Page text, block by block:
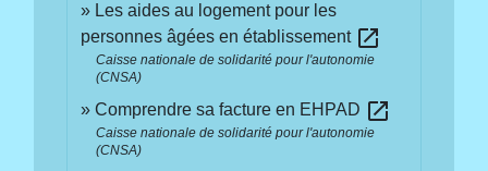
Les aides au logement pour les
personnes âgées en établissement open_in_new
Caisse nationale de solidarité pour l'autonomie
(CNSA)
Comprendre sa facture en EHPAD open_in_new
Caisse nationale de solidarité pour l'autonomie
(CNSA)